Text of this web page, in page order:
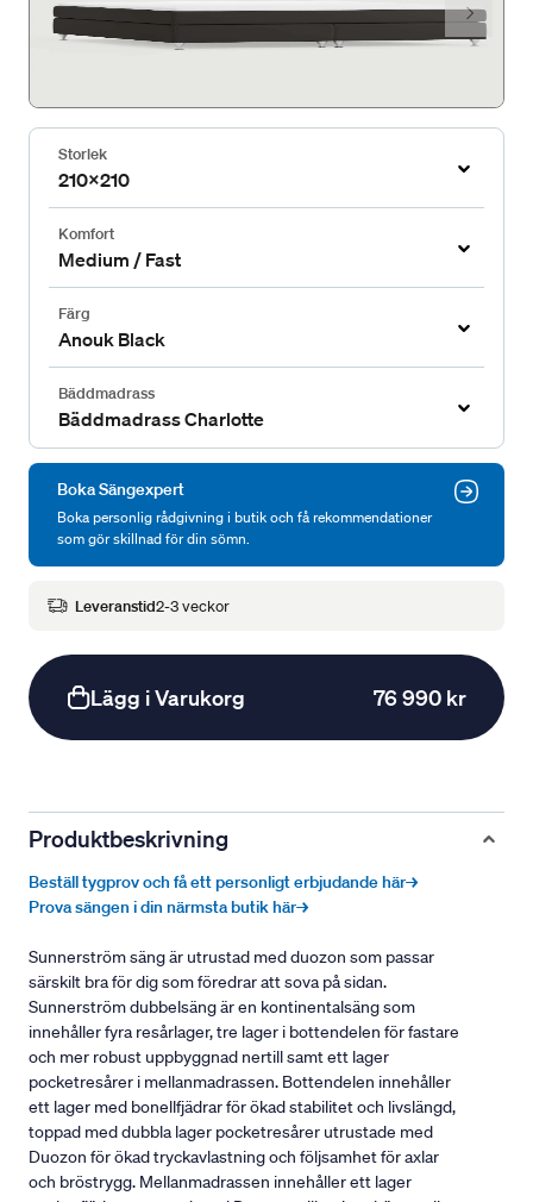
Storlek
210x210
Komfort
Medium / Fast
Färg
Anouk Black
Bäddmadrass
Bäddmadrass Charlotte
Boka Sängexpert
Boka personlig rådgivning i butik och få rekommendationer
som gör skillnad för din sömn.
Leveranstid2-3 veckor
Lägg i Varukorg 76 990 kr
Produktbeskrivning
Beställ tygprov och få ett personligt erbjudande här→
Prova sängen i din närmsta butik här→
Sunnerström säng är utrustad med duozon som passar
särskilt bra för dig som föredrar att sova på sidan.
Sunnerström dubbelsäng är en kontinentalsäng som
innehåller fyra resårlager, tre lager i bottendelen för fastare
och mer robust uppbyggnad nertill samt ett lager
pocketresårer i mellanmadrassen. Bottendelen innehåller
ett lager med bonellfjädrar för ökad stabilitet och livslängd,
toppad med dubbla lager pocketresårer utrustade med
Duozon för ökad tryckavlastning och följsamhet för axlar
och bröstrygg. Mellanmadrassen innehåller ett lager